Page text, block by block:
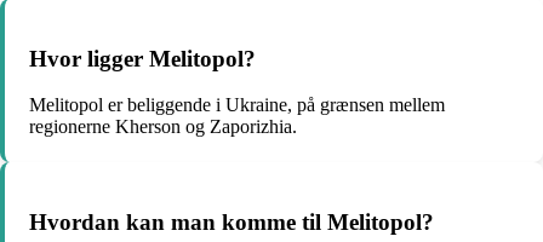
Hvor ligger Melitopol?
Melitopol er beliggende i Ukraine, på grænsen mellem
regionerne Kherson og Zaporizhia.
Hvordan kan man komme til Melitopol?